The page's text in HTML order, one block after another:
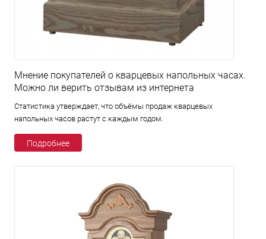
Мнение покупателей о кварцевых напольных часах.
Можно ли верить отзывам из интернета
Статистика утверждает, что объёмы продаж кварцевых
напольных часов растут с каждым годом.
Подробнее